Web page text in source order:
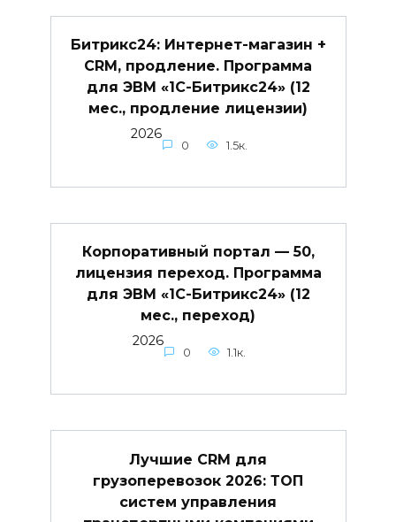
Битрикс24: Интернет-магазин +
CRM, продление. Программа
для ЭВМ «1С-Битрикс24» (12
мес., продление лицензии)
2026
0 1.5к.
Корпоративный портал — 50,
лицензия переход. Программа
для ЭВМ «1С-Битрикс24» (12
мес., переход)
2026
0 1.1к.
Лучшие CRM для
грузоперевозок 2026: ТОП
систем управления